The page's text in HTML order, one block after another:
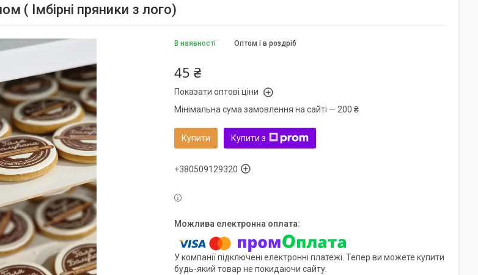
( Імбірні пряники з лого)
В наявності Оптом і в роздріб
45 ₴
Показати оптові ціни
Мінімальна сума замовлення на сайті — 200 ₴
Купити Купити з
+380509129320
У компанії підключені електронні платежі. Тепер ви можете купити
будь-який товар не покидаючи сайту.